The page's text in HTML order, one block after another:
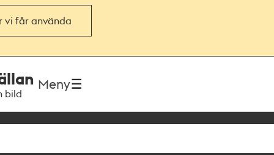
vi får använda
bild
Meny